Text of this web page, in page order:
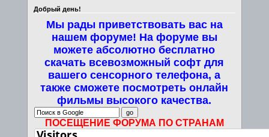
Добрый день!
Мы рады приветствовать вас на
нашем форуме! На форуме вы
можете абсолютно бесплатно
скачать всевозможный софт для
вашего сенсорного телефона, а
также сможете посмотреть онлайн
фильмы высокого качества.
ПОСЕЩЕНИЕ ФОРУМА ПО СТРАНАМ